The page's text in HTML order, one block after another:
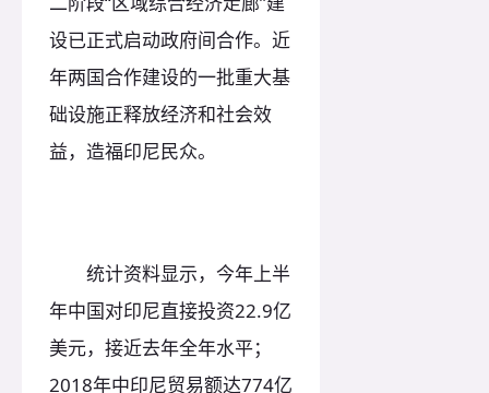
设已正式启动政府间合作。近
年两国合作建设的一批重大基
础设施正释放经济和社会效
益，造福印尼民众。
统计资料显示，今年上半
年中国对印尼直接投资22.9亿
美元，接近去年全年水平；
2018年中印尼贸易额达774亿